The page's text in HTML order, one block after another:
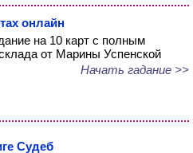
онлайн
на 10 карт с полным
от Марины Успенской
Начать гадание >>
Судеб